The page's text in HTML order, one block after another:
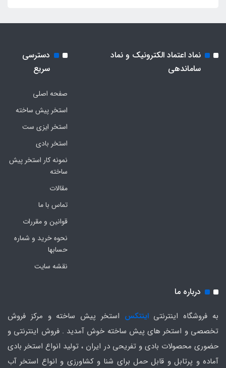
نماد اعتماد الکترونیک و نماد
ساماندهی
دسترسی
سریع
صفحه اصلی
استخر پیش ساخته
استخر ایزی ست
استخر بادی
نمونه کار استخر پیش
ساخته
مقالات
تماس با ما
قوانین و مقررات
نحوه خرید و شماره
حسابها
نقشه سایت
درباره ما
به فروشگاه اینترنتیاینتکس استخر پیش ساخته و مرکز فروش
تخصصی و استخر های پیش ساخته خوش آمدید . فروش اینترنتی و
حضوری محصولات بادی و تفریحی در ایران ، تولید انواع استخر بادی
آماده و پرتابل و قابل حمل برای شنا و کشاورزی و انواع استخر آب